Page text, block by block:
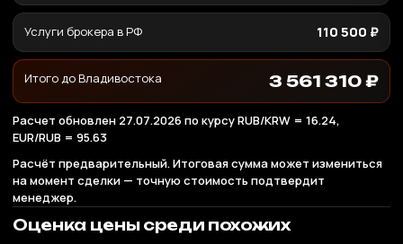
Услуги брокера в РФ 110 500 ₽
Итого до Владивостока 3 561 310 ₽
Расчет обновлен 27.07.2026 по курсу RUB/KRW = 16.24,
EUR/RUB = 95.63
Расчёт предварительный. Итоговая сумма может измениться
на момент сделки — точную стоимость подтвердит
менеджер.
Оценка цены среди похожих